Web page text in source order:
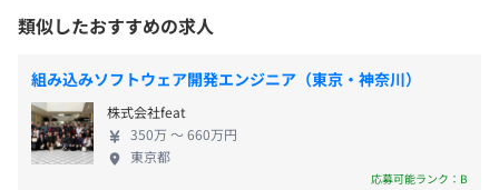
若手のエンジニアも多く、定期的に進捗確認をしてチーム
「金山駅」北口より徒歩1分
・慶弔休暇
・時間外手当
ウェアを組み合わせた総合的な技術力を活かし、製
造業のお客様と直接向き合い、構想から設計、実現
に至るまで一気通貫で担っています。 モノづくり業
界が大きな変革期を迎えている今、求められるの
は、確かな技術力に加え柔軟な発想力や新しい技術
に挑戦し続ける姿勢。 自動車も単なる移動手段にと
どまらず、多様な価値を持つ存在へと進化していく
類似したおすすめの求人
組み込みソフトウェア開発エンジニア（東京・神奈川）
株式会社feat
350万 〜 660万円
東京都
応募可能ランク：B